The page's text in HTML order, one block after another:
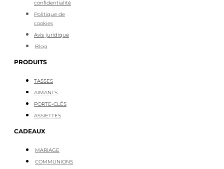
confidentialité
Politique de
cookies
Avis juridique
Blog
PRODUITS
TASSES
AIMANTS
PORTE-CLÉS
ASSIETTES
CADEAUX
MARIAGE
COMMUNIONS